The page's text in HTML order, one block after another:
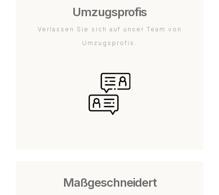
Umzugsprofis
Verlassen Sie sich auf unser Team von
Umzugsprofis.
Maßgeschneidert